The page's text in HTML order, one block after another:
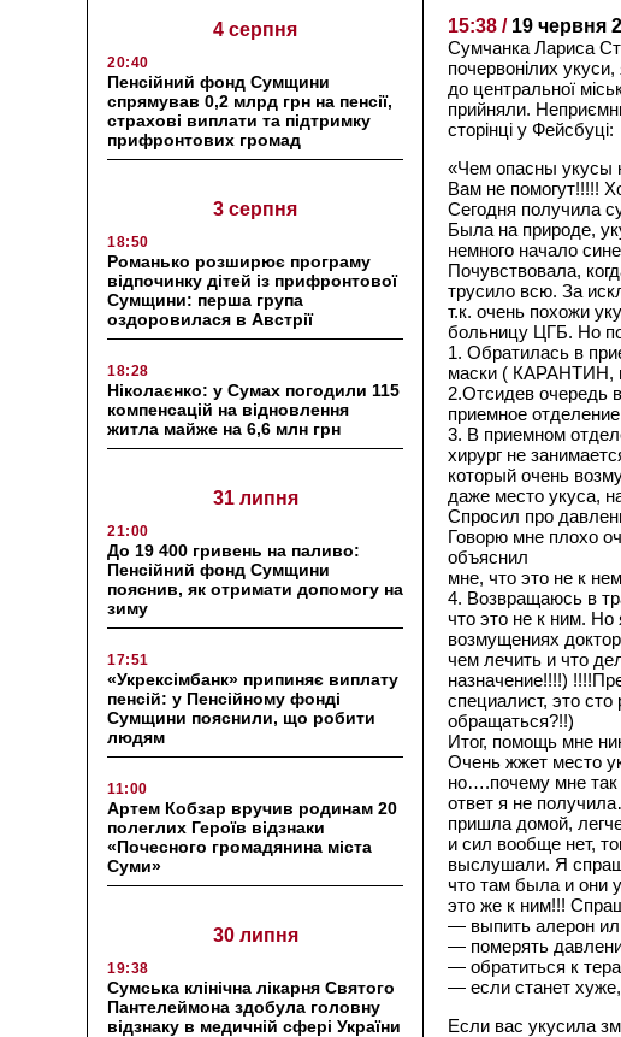
4 серпня
20:40
Пенсійний фонд Сумщини
спрямував 0,2 млрд грн на пенсії,
страхові виплати та підтримку
прифронтових громад
3 серпня
18:50
Романько розширює програму
відпочинку дітей із прифронтової
Сумщини: перша група
оздоровилася в Австрії
18:28
Ніколаєнко: у Сумах погодили 115
компенсацій на відновлення
житла майже на 6,6 млн грн
31 липня
21:00
До 19 400 гривень на паливо:
Пенсійний фонд Сумщини
пояснив, як отримати допомогу на
зиму
17:51
«Укрексімбанк» припиняє виплату
пенсій: у Пенсійному фонді
Сумщини пояснили, що робити
людям
11:00
Артем Кобзар вручив родинам 20
полеглих Героїв відзнаки
«Почесного громадянина міста
Суми»
30 липня
19:38
Сумська клінічна лікарня Святого
Пантелеймона здобула головну
відзнаку в медичній сфері України
15:38 / 19 червня
Сумчанка Лариса
почервонілих
до центральної
прийняли.
сторінці у Фейсбуці:
«Чем опасны укусы
Вам не помогут!!!!!
Сегодня получила
Была на природе,
немного начало
Почувствовала,
трусило всю. За
т.к. очень похожи
больницу ЦГБ. Но
1. Обратилась в
маски ( КАРАНТИН,
2.Отсидев очередь
приемное отделение
3. В приемном
хирург не
который очень
даже место укуса,
Спросил про
Говорю мне плохо
объяснил
мне, что это не к
4. Возвращаюсь в
что это не к ним.
возмущениях
чем лечить и что
назначение!!!!)
специалист, это
обращаться?!!)
Итог, помощь мне
Очень жжет место
но….почему мне так
ответ я не
пришла домой,
и сил вообще нет,
выслушали. Я
что там была и они
это же к ним!!!
— выпить алерон
— померять
— обратиться к
— если станет
Если вас укусила